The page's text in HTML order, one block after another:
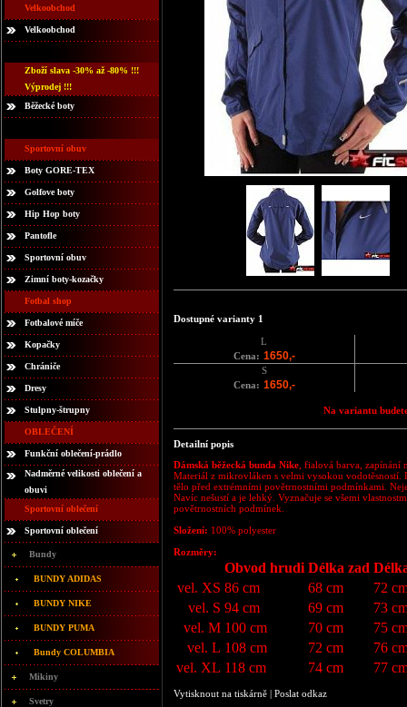
Velkoobchod
Velkoobchod
Zboží slava -30% až -80% !!!
Výprodej !!!
Běžecké boty
Sportovní obuv
Boty GORE-TEX
Golfove boty
Hip Hop boty
Pantofle
Sportovní obuv
Zimní boty-kozačky
Fotbal shop
Fotbalové míče
Kopačky
Chrániče
Dresy
Stulpny-štrupny
OBLEČENÍ
Funkční oblečení-prádlo
Nadměrné velikosti oblečení a
obuvi
Sportovní oblečení
Sportovní oblečení
Bundy
BUNDY ADIDAS
BUNDY NIKE
BUNDY PUMA
Bundy COLUMBIA
Mikiny
Svetry
Dostupné varianty 1
L
Cena: 1650,-
S
Cena: 1650,-
Na variantu
Detailní popis
Dámská běžecká bunda Nike , fialová barva,
Materiál z mikrovláken s velmi vysokou
tělo před extrémními povětrnostními podmínkami.
Navíc nešustí a je lehký. Vyznačuje se všemi
povětrnostních podmínek.
Složení: 100% polyester
Rozměry:
Obvod hrudi Délka zad
vel. XS 86 cm 68 cm
72
vel. S 94 cm 69 cm
73
vel. M 100 cm 70 cm
75
vel. L 108 cm 72 cm
76
vel. XL 118 cm 74 cm 77
Vytisknout na tiskárně | Poslat odkaz